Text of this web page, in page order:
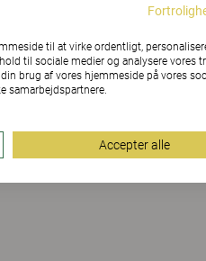
til at virke ordentligt,
til sociale medier og analysere vores
brug af vores hjemmeside på vores
samarbejdspartnere.
Accepter alle